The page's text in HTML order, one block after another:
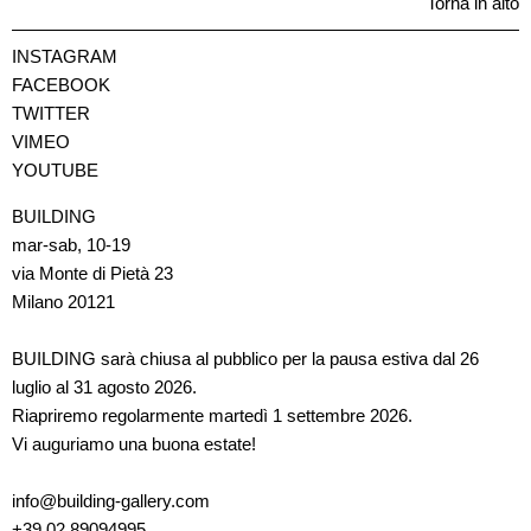
INSTAGRAM
FACEBOOK
TWITTER
VIMEO
YOUTUBE
BUILDING
mar-sab, 10-19
via Monte di Pietà 23
Milano 20121
BUILDING sarà chiusa al pubblico per la pausa estiva dal 26
luglio al 31 agosto 2026.
Riapriremo regolarmente martedì 1 settembre 2026.
Vi auguriamo una buona estate!
info@building-gallery.com